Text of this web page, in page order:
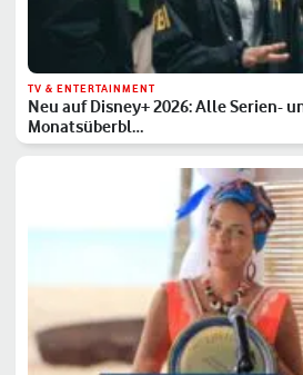
TV & ENTERTAINMENT
Neu auf Disney+ 2026: Alle Serien-
Monatsüberbl…